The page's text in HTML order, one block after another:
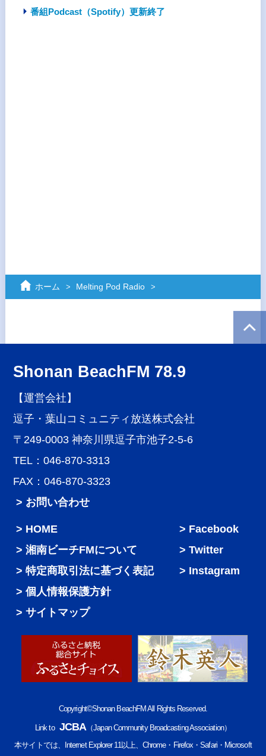
番組Podcast（Spotify）更新終了
ホーム Melting Pod Radio
Shonan BeachFM 78.9
【運営会社】
逗子・葉山コミュニティ放送株式会社
〒249-0003 神奈川県逗子市池子2-5-6
TEL：046-870-3313
FAX：046-870-3323
> お問い合わせ
HOME
湘南ビーチFMについて
特定商取引法に基づく表記
個人情報保護方針
サイトマップ
Facebook
Twitter
Instagram
Copyright©Shonan BeachFM All Rights Reserved.
Link to JCBA（Japan Community Broadcasting Association）
本サイトでは、Internet Explorer 11以上、Chrome・Firefox・Safari・Microsoft